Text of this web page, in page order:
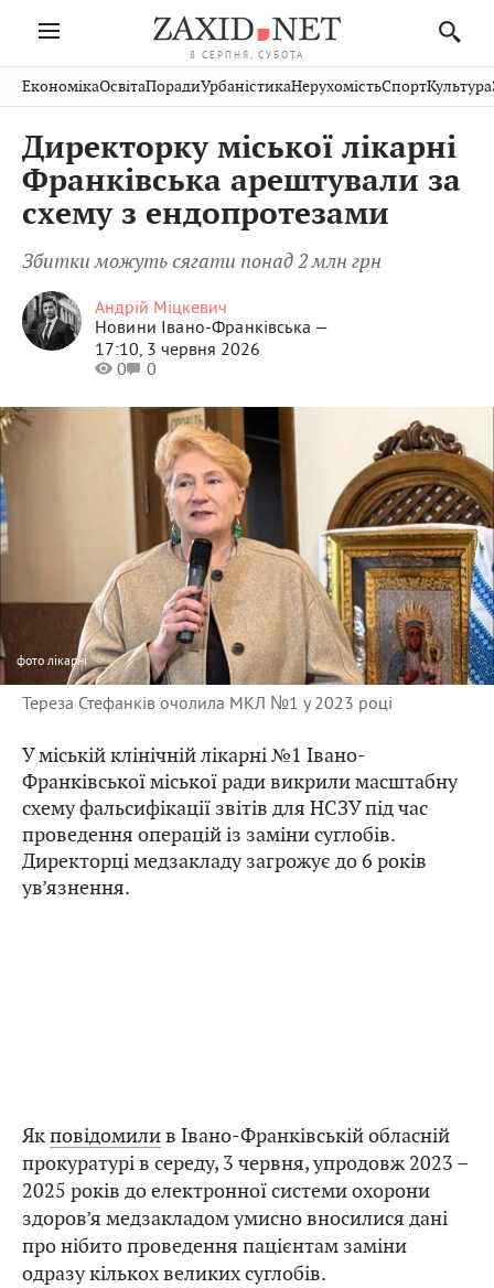
8 СЕРПНЯ, СУБОТА
Івано-
Франківськ
Волинь
Закарпаття
Рівне
Чернівці
Шептицький
Стрий
Хмельницький
Публікації
Авто СловкоКультура
Кіно Дім СпортКраєзнавство
ФотоОсвітаНерухомість
Домашні
тварини
ЕкономікаОсвітаПорадиУрбаністикаНерухомістьСпортКультура
Директорку міської лікарні
Франківська арештували за
схему з ендопротезами
Збитки можуть сягати понад 2 млн грн
Андрій Міцкевич
Новини Івано-Франківська —
17:10, 3 червня 2026
0
0
фото лікарні
Тереза Стефанків очолила МКЛ №1 у 2023 році
У міській клінічній лікарні №1 Івано-
Франківської міської ради викрили масштабну
схему фальсифікації звітів для НСЗУ під час
проведення операцій із заміни суглобів.
Директорці медзакладу загрожує до 6 років
ув’язнення.
Якповідомилив Івано-Франківській обласній
прокуратурі в середу, 3 червня, упродовж 2023 –
2025 років до електронної системи охорони
здоров’я медзакладом умисно вносилися дані
про нібито проведення пацієнтам заміни
одразу кількох великих суглобів.